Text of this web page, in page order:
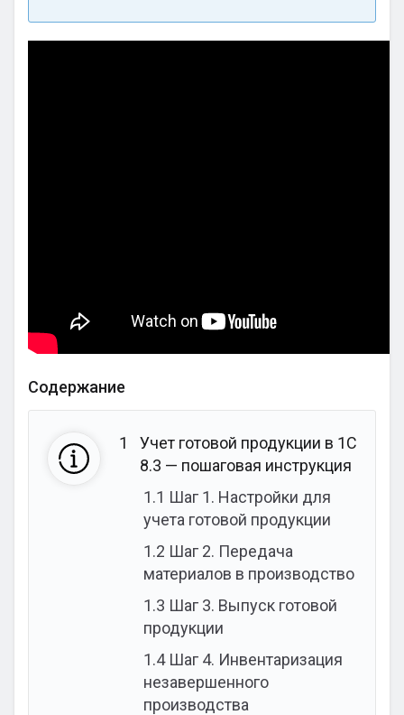
Содержание
1
Учет готовой продукции в 1С
8.3 — пошаговая инструкция
1.1 Шаг 1. Настройки для
учета готовой продукции
1.2 Шаг 2. Передача
материалов в производство
1.3 Шаг 3. Выпуск готовой
продукции
1.4Шаг 4. Инвентаризация
незавершенного
производства